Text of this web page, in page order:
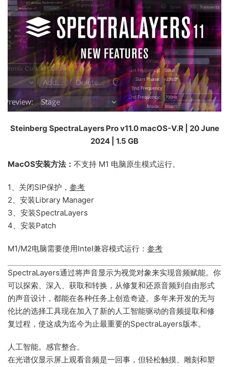
Steinberg SpectraLayers Pro v11.0 macOS-V.R | 20 June
2024 | 1.5 GB
MacOS安装方法： 不支持 M1 电脑原生模式运行。
1、关闭SIP保护， 参考
2、安装Library Manager
3、安装SpectraLayers
4、安装Patch
M1/M2电脑需要使用Intel兼容模式运行： 参考
SpectraLayers通过将声音显示为视觉对象来实现音频赋能。你
可以探索、深入、获取和转换，从修复和还原音频到自由形式
的声音设计，都能在各种任务上创造奇迹。多年来开发的无与
伦比的选择工具现在加入了新的人工智能驱动的音频提取和修
复过程，使这成为迄今为止最重要的SpectraLayers版本。
人工智能。感官整合。
在光谱仪显示屏上观看音频是一回事，但轻松触摸、雕刻和塑